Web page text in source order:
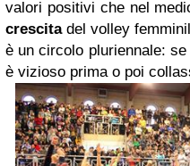
valori positivi che nel
crescitadel volley
è un circolo pluriennale:
è vizioso prima o poi